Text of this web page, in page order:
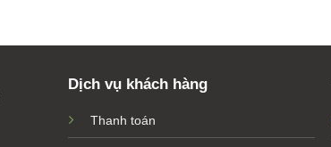
Dịch vụ khách hàng
Thanh toán